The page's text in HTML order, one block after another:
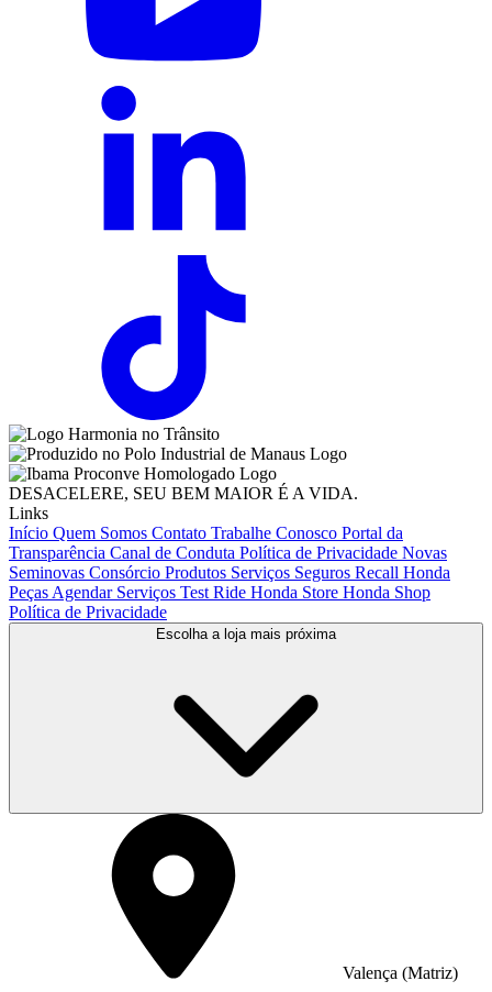
DESACELERE, SEU BEM MAIOR É A VIDA.
Links
Início Quem Somos Contato Trabalhe Conosco Portal da
Transparência Canal de Conduta Política de Privacidade Novas
Seminovas Consórcio Produtos Serviços Seguros Recall Honda
Peças Agendar Serviços Test Ride Honda Store Honda Shop
Política de Privacidade
Escolha a loja mais próxima
Valença (Matriz)